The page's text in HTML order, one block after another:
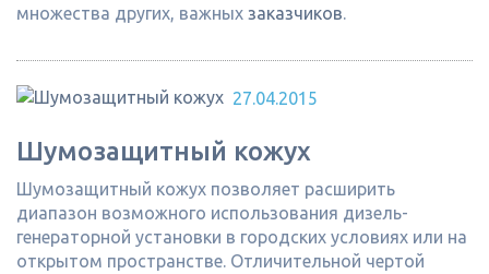
множества других, важных заказчиков.
27.04.2015
Шумозащитный кожух
Шумозащитный кожух позволяет расширить
диапазон возможного использования дизель-
генераторной установки в городских условиях или на
открытом пространстве. Отличительной чертой